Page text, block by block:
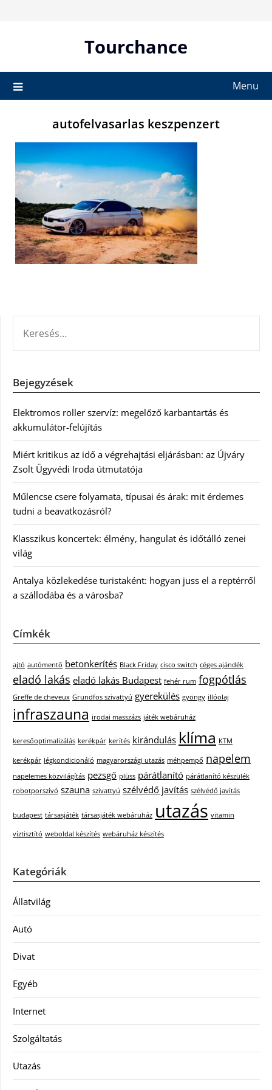
Tourchance
Menu
autofelvasarlas keszpenzert
Bejegyzések
Elektromos roller szervíz: megelőző karbantartás és
akkumulátor-felújítás
Miért kritikus az idő a végrehajtási eljárásban: az Újváry
Zsolt Ügyvédi Iroda útmutatója
Műlencse csere folyamata, típusai és árak: mit érdemes
tudni a beavatkozásról?
Klasszikus koncertek: élmény, hangulat és időtálló zenei
világ
Antalya közlekedése turistaként: hogyan juss el a reptérről
a szállodába és a városba?
Címkék
ajtó autómentő betonkerítés Black Friday cisco switch céges ajándék
eladó lakás eladó lakás Budapest fehér rum fogpótlás
Greffe de cheveux Grundfos szivattyú gyerekülés gyöngy illóolaj
infraszauna irodai masszázs játék webáruház
keresőoptimalizálás kerékpár kerítés kirándulás klíma KTM
kerékpár légkondicionáló magyarországi utazás méhpempő napelem
napelemes közvilágítás pezsgő plüss párátlanító párátlanító készülék
robotporszívó szauna szivattyú szélvédő javítás szélvédő javítás
budapest társasjáték társasjáték webáruház utazás vitamin
víztisztító weboldal készítés webáruház készítés
Kategóriák
Állatvilág
Autó
Divat
Egyéb
Internet
Szolgáltatás
Utazás